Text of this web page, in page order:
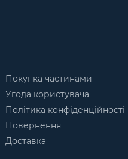
Покупка частинами
Угода користувача
Політика конфіденційності
Повернення
Доставка